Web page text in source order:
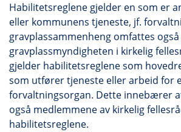
Habilitetsreglene gjelder en som er
eller kommunens tjeneste, jf.
gravplassammenheng omfattes
gravplassmyndigheten i kirkelig
gjelder habilitetsreglene som
som utfører tjeneste eller arbeid for
forvaltningsorgan. Dette innebærer
også medlemmene av kirkelig
habilitetsreglene.